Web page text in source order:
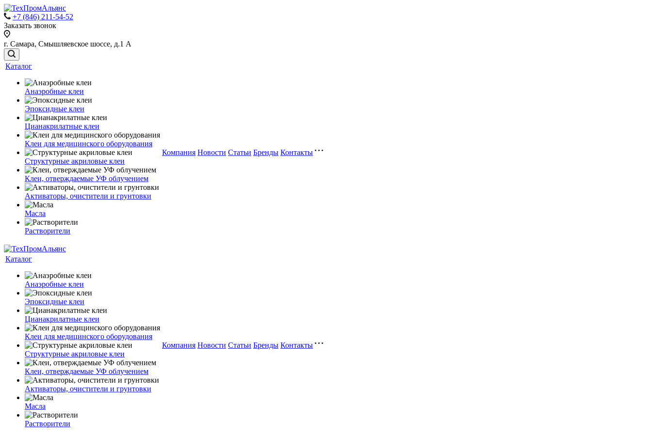
+7 (846) 211-54-52
Заказать звонок
г. Самара, Смышляевское шоссе, д.1 А
Каталог
Анаэробные клеи
Эпоксидные клеи
Цианакрилатные клеи
Клеи для медицинского оборудования
Структурные акриловые клеи
Клеи, отверждаемые УФ облучением
Активаторы, очистители и грунтовки
Масла
Растворители
Компания Новости Статьи Бренды Контакты
Каталог
Анаэробные клеи
Эпоксидные клеи
Цианакрилатные клеи
Клеи для медицинского оборудования
Структурные акриловые клеи
Клеи, отверждаемые УФ облучением
Активаторы, очистители и грунтовки
Масла
Растворители
Компания Новости Статьи Бренды Контакты